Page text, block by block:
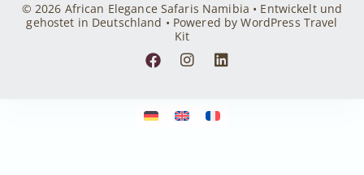
© 2026 African Elegance Safaris Namibia • Entwickelt und
gehostet in Deutschland • Powered by WordPress Travel
Kit